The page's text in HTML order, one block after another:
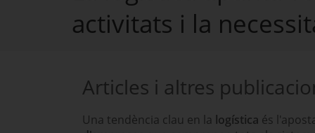
activitats i la
Articles i altres
Una tendència clau en la logística és